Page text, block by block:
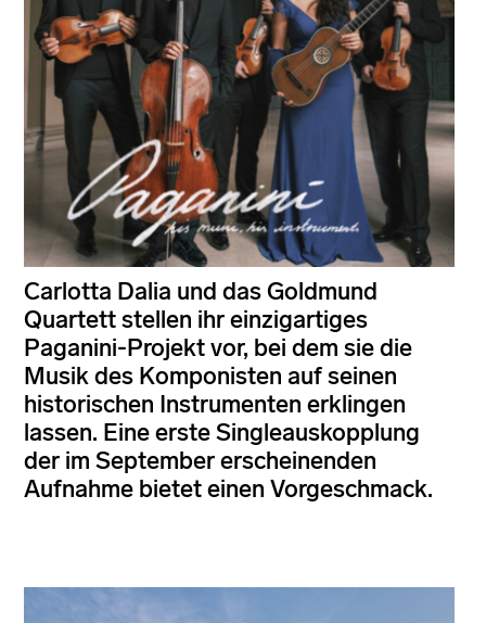
Carlotta Dalia und das Goldmund
Quartett stellen ihr einzigartiges
Paganini-Projekt vor, bei dem sie die
Musik des Komponisten auf seinen
historischen Instrumenten erklingen
lassen. Eine erste Singleauskopplung
der im September erscheinenden
Aufnahme bietet einen Vorgeschmack.